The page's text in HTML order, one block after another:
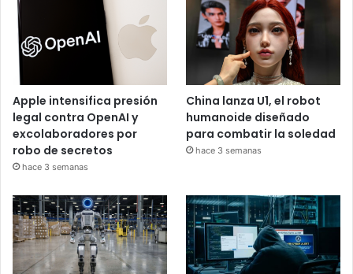
Apple intensifica presión
legal contra OpenAI y
excolaboradores por
robo de secretos
hace 3 semanas
China lanza U1, el robot
humanoide diseñado
para combatir la soledad
hace 3 semanas